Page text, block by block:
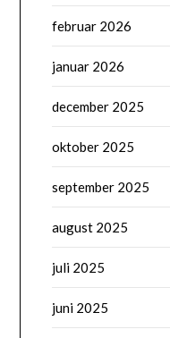
februar 2026
januar 2026
december 2025
oktober 2025
september 2025
august 2025
juli 2025
juni 2025